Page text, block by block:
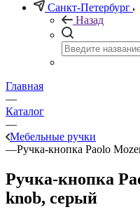
Санкт-Петербург
Назад
Главная
—
Каталог
—
Мебельные ручки
—Ручка-кнопка Paolo
Ручка-кнопка
knob, серый